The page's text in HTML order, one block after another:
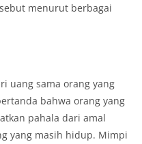
menurut berbagai
uang sama orang yang
bahwa orang yang
pahala dari amal
yang masih hidup. Mimpi